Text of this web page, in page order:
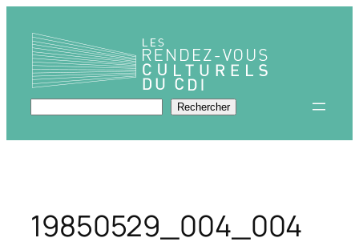
contenu
Rechercher Rechercher
19850529_004_004